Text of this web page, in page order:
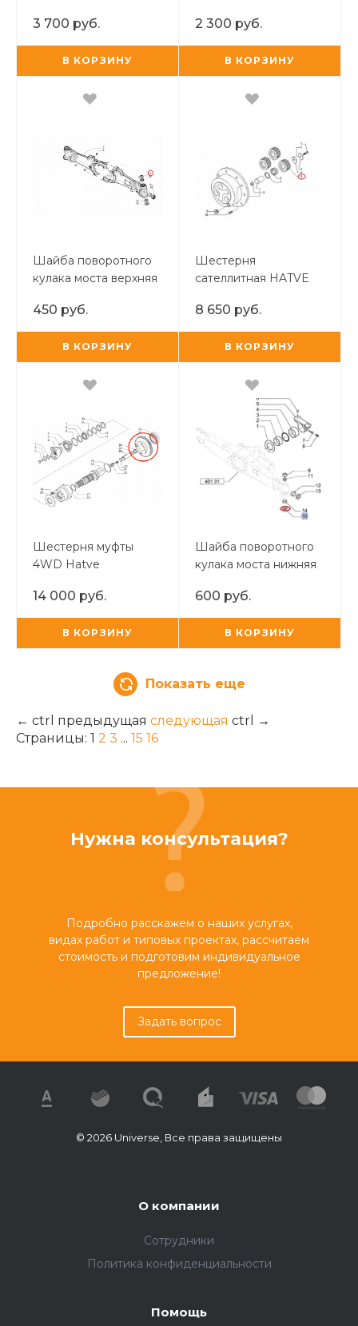
3 700 руб.
В КОРЗИНУ
2 300 руб.
В КОРЗИНУ
Шайба поворотного
кулака моста верхняя
450 руб.
В КОРЗИНУ
Шестерня
сателлитная HATVE
8 650 руб.
В КОРЗИНУ
Шестерня муфты
4WD Hatve
14 000 руб.
В КОРЗИНУ
Шайба поворотного
кулака моста нижняя
600 руб.
В КОРЗИНУ
Показать еще
← ctrl предыдущая следующая ctrl
→
Страницы: 1 2 3 ... 15 16
Нужна консультация?
Подробно расскажем о наших услугах,
видах работ и типовых проектах, рассчитаем
стоимость и подготовим индивидуальное
предложение!
Задать вопрос
© 2026 Universe, Все права защищены
О компании
Сотрудники
Политика конфиденциальности
Помощь